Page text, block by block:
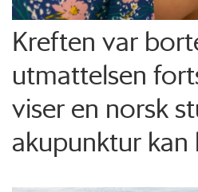
Kreften var
utmattelsen
viser en norsk
akupunktur kan